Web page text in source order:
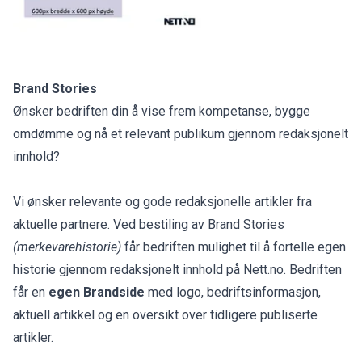
Brand Stories
Ønsker bedriften din å vise frem kompetanse, bygge
omdømme og nå et relevant publikum gjennom redaksjonelt
innhold?
Vi ønsker relevante og gode redaksjonelle artikler fra
aktuelle partnere. Ved bestiling av Brand Stories
(merkevarehistorie) får bedriften mulighet til å fortelle egen
historie gjennom redaksjonelt innhold på Nett.no. Bedriften
får en egen Brandside med logo, bedriftsinformasjon,
aktuell artikkel og en oversikt over tidligere publiserte
artikler.